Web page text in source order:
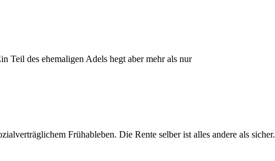
Teil des ehemaligen Adels hegt aber mehr als nur
Frühableben. Die Rente selber ist alles andere als sicher.